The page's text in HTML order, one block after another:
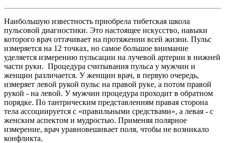
Наибольшую известность приобрела тибетская школа
пульсовой диагностики. Это настоящее искусство, навыки
которого врач оттачивает на протяжении всей жизни. Пульс
измеряется на 12 точках, но самое большое внимание
уделяется измерению пульсации на лучевой артерии в нижней
части руки. Процедура считывания пульса у мужчин и
женщин различается. У женщин врач, в первую очередь,
измеряет левой рукой пульс на правой руке, а потом правой
рукой - на левой. У мужчин процедура проходит в обратном
порядке. По тантрическим представлениям правая сторона
тела ассоциируется с «правильными средствами», а левая - с
женским аспектом и мудростью. Применяя полярное
измерение, врач уравновешивает поля, чтобы не возникало
конфликта.